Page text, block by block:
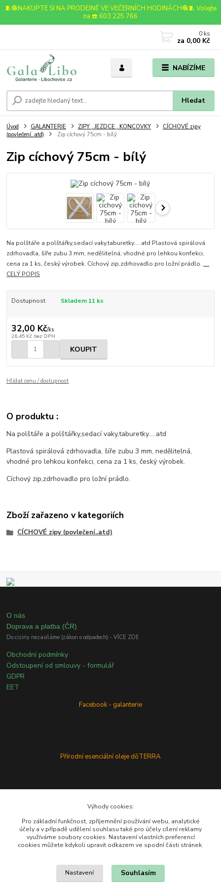
🧵🧶NAKUPTE SI NA PRODEJNĚ VE VEČERNÍCH HODINÁCH🧶🧵 Volejte
na ☎️ 603 225 766
NABÍZÍME
Hledat
0 ks
za 0,00 Kč
Úvod GALANTERIE ZIPY , JEZDCE , KONCOVKY
CÍCHOVÉ zipy
(povlečení..atd)
Zip cíchový 75cm - bílý
Zip cíchový 75cm - bílý
Na polštáře a polštářky,sedací vaky,taburetky.....atd Plastová spirálová
zdrhovadla, šíře zubu 3 mm, nedělitelná, vhodné pro lehkou konfekci,
cena za 1 ks, český výrobek. Cíchový zip,zdrhovadlo pro ložní prádlo. ....
CELÝ POPIS
Dostupnost Skladem 11 ks
32,00 Kč/ks
26,45 Kč bez DPH
KOUPIT
Hlídat cenu / dostupnost
O produktu :
Na polštáře a polštářky,sedací vaky,taburetky.....atd
Plastová spirálová zdrhovadla, šíře zubu 3 mm, nedělitelná,
vhodné pro lehkou konfekci, cena za 1 ks, český výrobek.
Cíchový zip,zdrhovadlo pro ložní prádlo.
Zboží zařazeno v kategoriích
CÍCHOVÉ zipy (povlečení..atd)
O nás
Doprava a platba (ČR)
Do ciziny nezasíláme (zákon o odpadech) - VÍCE ZDE
Obchodní podmínky
Odstoupení od smlouvy - formulář
GDPR
EET
Facebook - galanterie
Přírodní esenciální oleje dōTERRA
Výhody cookies:
Pro základní funkčnost, zpříjemnění používání webu, analytické
účely a v případě udělení souhlasu také pro účely cílení reklamy
využíváme soubory cookies. Nastavení vlastních preferencí
cookies můžete kdykoli upravit odkazem ve spodní části stránek.
Nastavení Souhlasím